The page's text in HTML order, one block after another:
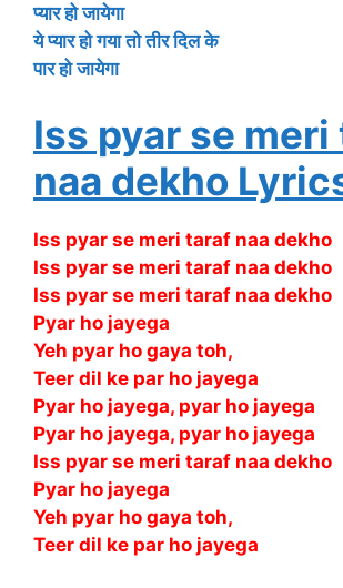
प्यार हो जायेगा
ये प्यार हो गया तो तीर दिल के
पार हो जायेगा
Iss pyar se
naa dekho
Iss pyar se meri taraf naa dekho
Iss pyar se meri taraf naa dekho
Iss pyar se meri taraf naa dekho
Pyar ho jayega
Yeh pyar ho gaya toh,
Teer dil ke par ho jayega
Pyar ho jayega, pyar ho jayega
Pyar ho jayega, pyar ho jayega
Iss pyar se meri taraf naa dekho
Pyar ho jayega
Yeh pyar ho gaya toh,
Teer dil ke par ho jayega